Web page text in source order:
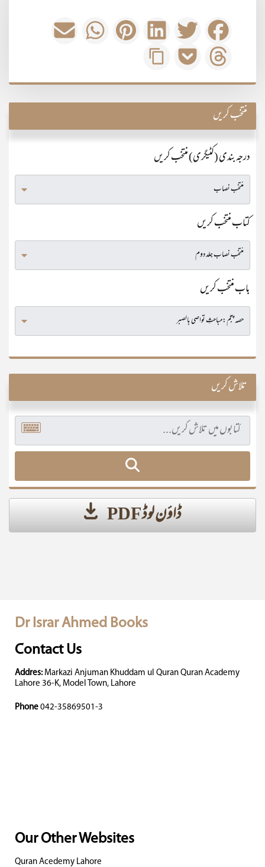
منتخب کریں
درجہ بندی (کٹیگری) منتخب کریں
کتاب منتخب کریں
باب منتخب کریں
تلاش کریں
ڈاؤن لوڈ PDF
Dr Israr Ahmed Books
Contact Us
Addres: Markazi Anjuman Khuddam ul Quran Quran Academy
Lahore 36-K, Model Town, Lahore
Phone 042-35869501-3
Our Other Websites
Quran Acedemy Lahore